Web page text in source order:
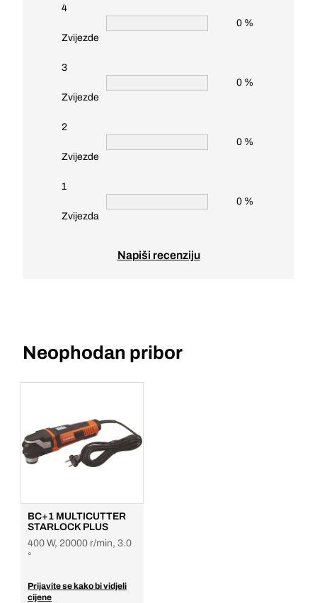
4
Zvijezde
0 %
3
Zvijezde
0 %
2
Zvijezde
0 %
1
Zvijezda
0 %
Napiši recenziju
Neophodan pribor
BC+1 MULTICUTTER
STARLOCK PLUS
400 W, 20000 r/min, 3.0
°
Prijavite se kako bi vidjeli
cijene